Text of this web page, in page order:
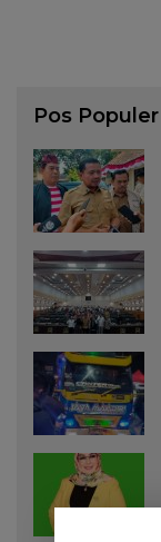
Pos Populer